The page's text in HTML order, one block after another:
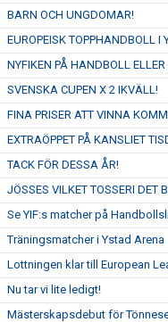
BARN OCH UNGDOMAR!
EUROPEISK TOPPHANDBOLL I
NYFIKEN PÅ HANDBOLL
SVENSKA CUPEN X 2 IKVÄLL!
FINA PRISER ATT VINNA
EXTRAÖPPET PÅ KANSLIET
TACK FÖR DESSA ÅR!
JÖSSES VILKET TOSSERI DET
Se YIF:s matcher på
Träningsmatcher i Ystad Arena
Lottningen klar till European
Nu tar vi lite ledigt!
Mästerskapsdebut för